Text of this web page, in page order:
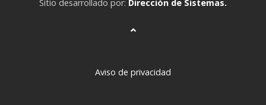
Sitio desarrollado por: Dirección de Sistemas.
Aviso de privacidad